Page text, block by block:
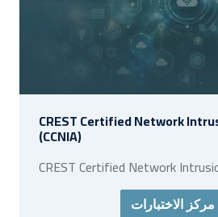
CREST Certified Network
(CCNIA)
CREST Certified Network
مركز الاختبارات